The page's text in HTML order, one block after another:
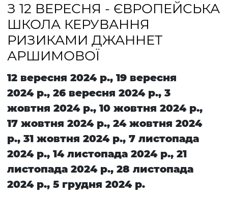
З 12 ВЕРЕСНЯ - ЄВРОПЕЙСЬКА
ШКОЛА КЕРУВАННЯ
РИЗИКАМИ ДЖАННЕТ
АРШИМОВОЇ
12 вересня 2024 р., 19 вересня
2024 р., 26 вересня 2024 р., 3
жовтня 2024 р., 10 жовтня 2024 р.,
17 жовтня 2024 р., 24 жовтня 2024
р., 31 жовтня 2024 р., 7 листопада
2024 р., 14 листопада 2024 р., 21
листопада 2024 р., 28 листопада
2024 р., 5 грудня 2024 р.